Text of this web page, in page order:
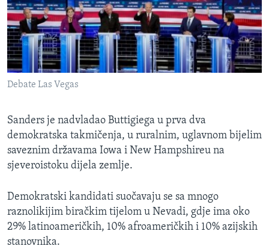
Debate Las Vegas
Sanders je nadvladao Buttigiega u prva dva
demokratska takmičenja, u ruralnim, uglavnom bijelim
saveznim državama Iowa i New Hampshireu na
sjeveroistoku dijela zemlje.
Demokratski kandidati suočavaju se sa mnogo
raznolikijim biračkim tijelom u Nevadi, gdje ima oko
29% latinoameričkih, 10% afroameričkih i 10% azijskih
stanovnika.